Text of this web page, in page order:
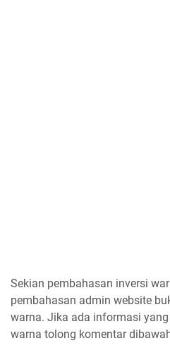
Sekian pembahasan inversi
pembahasan admin website
warna. Jika ada informasi
warna tolong komentar